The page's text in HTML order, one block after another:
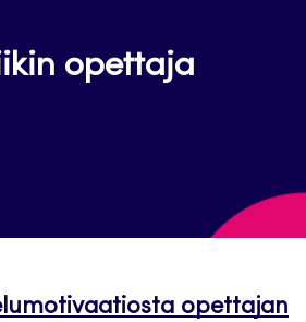
opettaja
opettajan